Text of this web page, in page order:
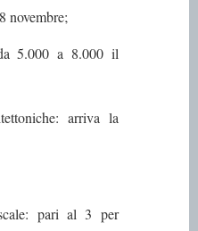
novembre;
5.000 a 8.000 il
: arriva la
: pari al 3 per